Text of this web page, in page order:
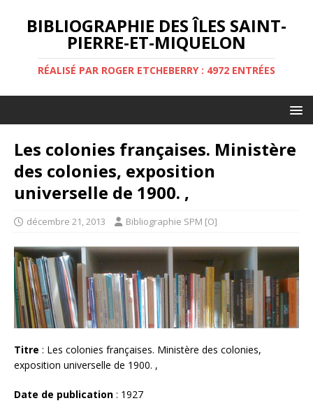
BIBLIOGRAPHIE DES ÎLES SAINT-
PIERRE-ET-MIQUELON
RÉALISÉ PAR ROGER ETCHEBERRY : 4972 ENTRÉES
Les colonies françaises. Ministère
des colonies, exposition
universelle de 1900. ,
décembre 21, 2013 Bibliographie SPM [O]
Titre : Les colonies françaises. Ministère des colonies,
exposition universelle de 1900. ,
Date de publication : 1927